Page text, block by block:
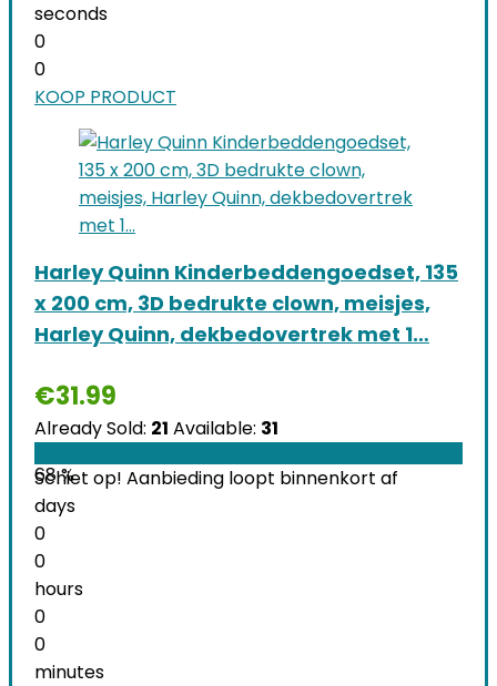
seconds
0
0
KOOP PRODUCT
Harley Quinn Kinderbeddengoedset, 135
x 200 cm, 3D bedrukte clown, meisjes,
Harley Quinn, dekbedovertrek met 1…
€31.99
Already Sold: 21 Available: 31
68 %
Schiet op! Aanbieding loopt binnenkort af
days
0
0
hours
0
0
minutes